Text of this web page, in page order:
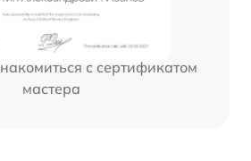
с сертификатом
мастера